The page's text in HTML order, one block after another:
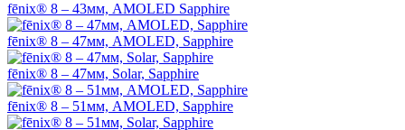
fēnix® 8 – 43мм, AMOLED Sapphire
fēnix® 8 – 47мм, AMOLED, Sapphire
fēnix® 8 – 47мм, Solar, Sapphire
fēnix® 8 – 51мм, AMOLED, Sapphire